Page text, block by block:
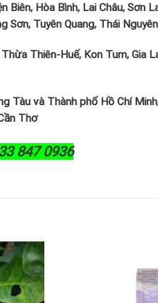
Biên, Hòa Bình, Lai Châu,
Sơn, Tuyên Quang, Thái
Thiên-Huế, Kon Tum, Gia
và Thành phố Hồ Chí
Thơ
847 0936